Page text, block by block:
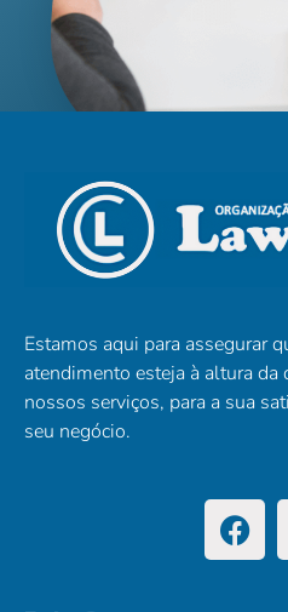
Estamos aqui para assegurar
atendimento esteja à altura da
nossos serviços, para a sua
seu negócio.